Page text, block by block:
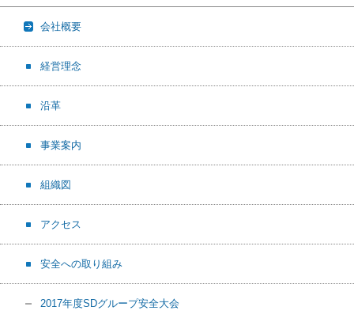
会社概要
経営理念
沿革
事業案内
組織図
アクセス
安全への取り組み
2017年度SDグループ安全大会